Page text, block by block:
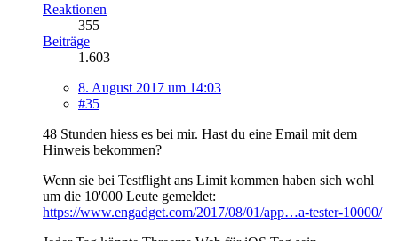
Reaktionen
355
Beiträge
1.603
8. August 2017 um 14:03
#35
48 Stunden hiess es bei mir. Hast du eine Email mit dem
Hinweis bekommen?
Wenn sie bei Testflight ans Limit kommen haben sich wohl
um die 10'000 Leute gemeldet:
https://www.engadget.com/2017/08/01/app…a-tester-10000/